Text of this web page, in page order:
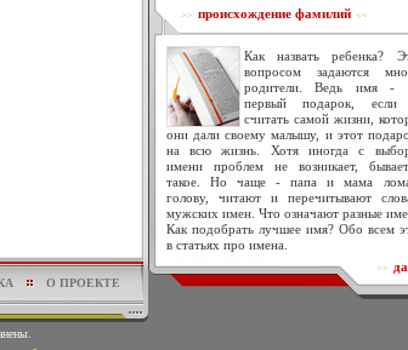
О ПРОЕКТЕ
>> происхождение фамилий<<
Как назвать ребенка?
вопросом задаются
родители. Ведь имя -
первый подарок, если
считать самой жизни,
они дали своему малышу, и этот
на всю жизнь. Хотя иногда с
имени проблем не возникает,
такое. Но чаще - папа и мама
голову, читают и перечитывают
мужских имен. Что означают разные
Как подобрать лучшее имя? Обо всем
в статьях про имена.
>>